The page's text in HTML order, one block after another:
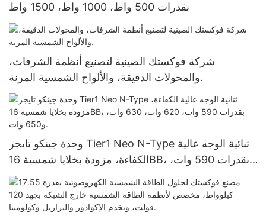
بقدرات 500 واط، 1000 واط، 1500 واط
شركة فوكستك الصينية لتصنيع أنظمة الشرفات،
والمحولات الدقيقة، والألواح الشمسية المرنة.
وحدة جينكو تايجر Tier1 Neo N-Type ثنائية الوجه عالية
الكفاءة، مزودة بخلايا شمسية 16BB، بقدرات 590 وات،